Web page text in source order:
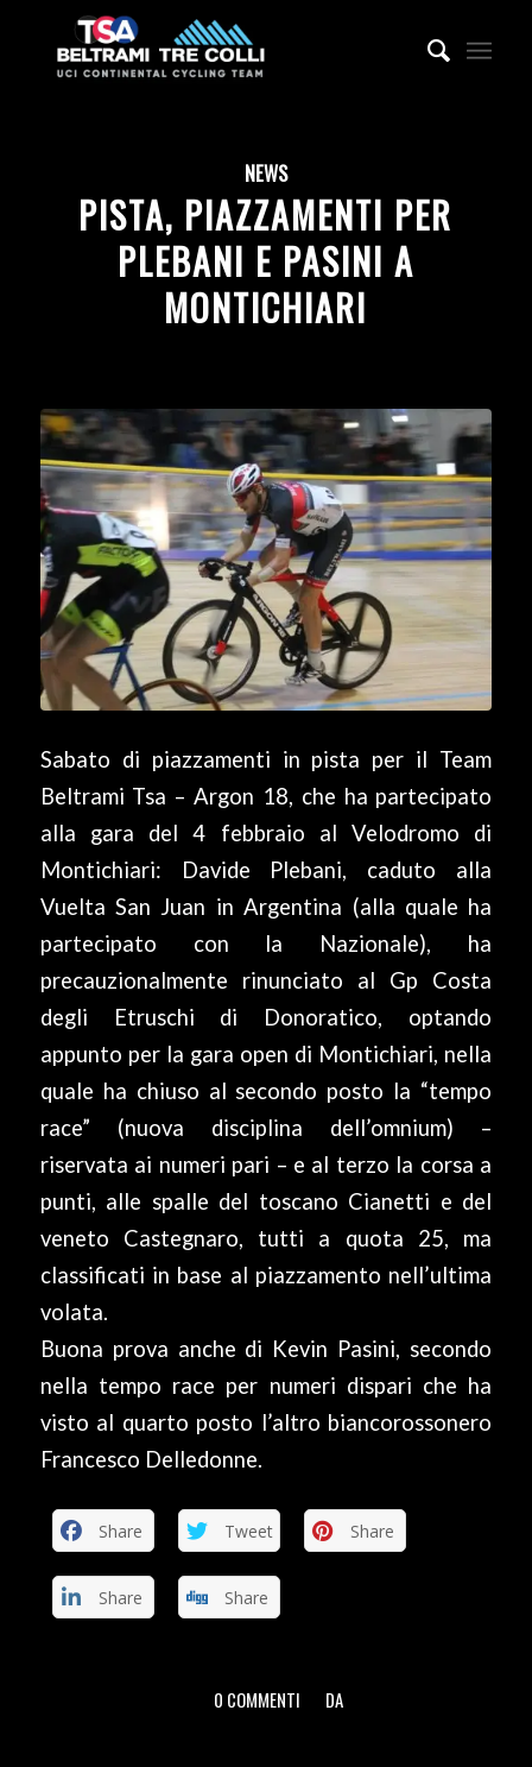
NEWS
PISTA, PIAZZAMENTI PER
PLEBANI E PASINI A
MONTICHIARI
Sabato di piazzamenti in pista per il Team
Beltrami Tsa – Argon 18, che ha partecipato
alla gara del 4 febbraio al Velodromo di
Montichiari: Davide Plebani, caduto alla
Vuelta San Juan in Argentina (alla quale ha
partecipato con la Nazionale), ha
precauzionalmente rinunciato al Gp Costa
degli Etruschi di Donoratico, optando
appunto per la gara open di Montichiari, nella
quale ha chiuso al secondo posto la “tempo
race” (nuova disciplina dell’omnium) –
riservata ai numeri pari – e al terzo la corsa a
punti, alle spalle del toscano Cianetti e del
veneto Castegnaro, tutti a quota 25, ma
classificati in base al piazzamento nell’ultima
volata.
Buona prova anche di Kevin Pasini, secondo
nella tempo race per numeri dispari che ha
visto al quarto posto l’altro biancorossonero
Francesco Delledonne.
Share Tweet Share
Share Share
0 COMMENTI
/ DA